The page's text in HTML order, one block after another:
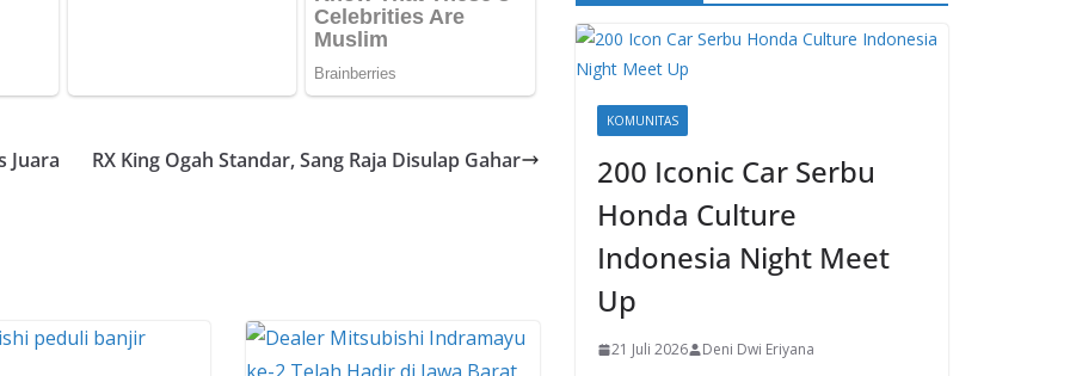
Juara
RX King Ogah Standar, Sang Raja Disulap Gahar
KOMUNITAS
200 Iconic Car Serbu
Honda Culture
Indonesia Night Meet
Up
21 Juli 2026 Deni Dwi Eriyana